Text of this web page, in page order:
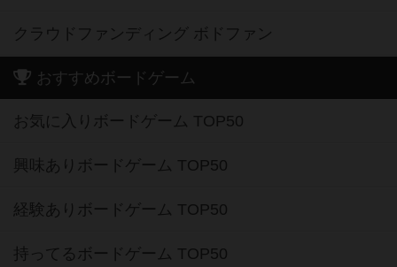
クラウドファンディング ボドファン
おすすめボードゲーム
お気に入りボードゲーム TOP50
興味ありボードゲーム TOP50
経験ありボードゲーム TOP50
持ってるボードゲーム TOP50